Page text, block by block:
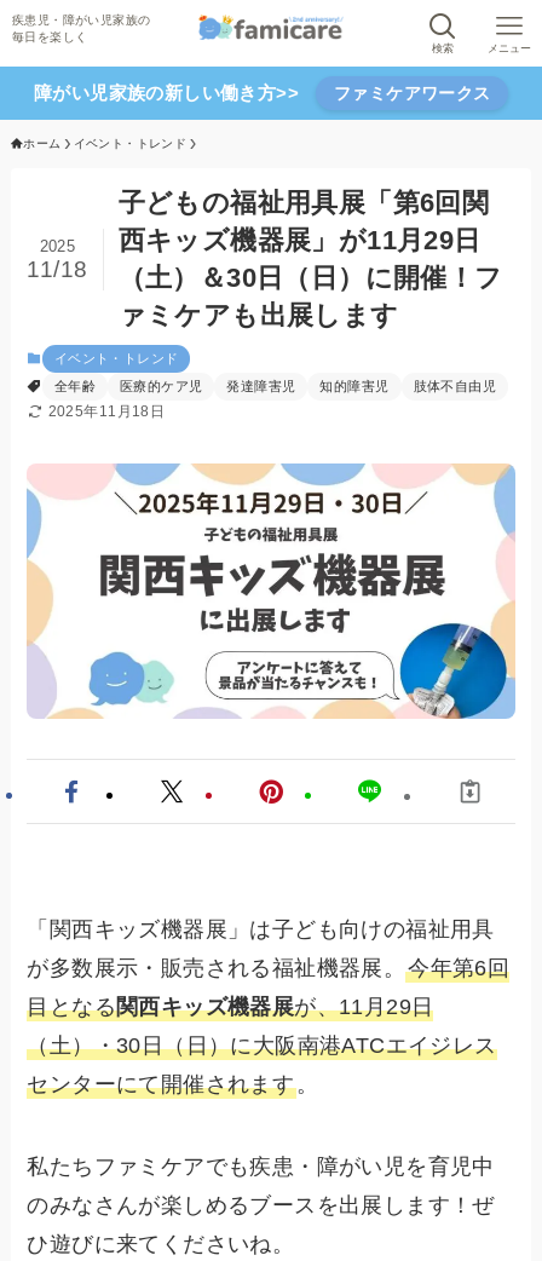
検索 メニュー
障がい児家族の新しい働き方>> ファミケアワークス
ホーム イベント・トレンド
子どもの福祉用具展「第6回関
西キッズ機器展」が11月29日
（土）＆30日（日）に開催！フ
ァミケアも出展します
2025
11/18
イベント・トレンド
全年齢
医療的ケア児 発達障害児 知的障害児 肢体不自由児
2025年11月18日
「関西キッズ機器展」は子ども向けの福祉用具
が多数展示・販売される福祉機器展。今年第6回
目となる関西キッズ機器展が、11月29日
（土）・30日（日）に大阪南港ATCエイジレス
センターにて開催されます。
私たちファミケアでも疾患・障がい児を育児中
のみなさんが楽しめるブースを出展します！ぜ
ひ遊びに来てくださいね。